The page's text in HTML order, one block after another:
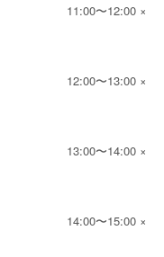
11:00〜12:00 ×
12:00〜13:00 ×
13:00〜14:00 ×
14:00〜15:00 ×